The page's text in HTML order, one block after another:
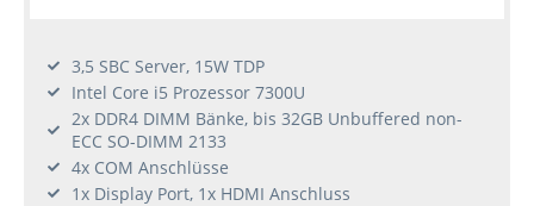
3,5 SBC Server, 15W TDP
Intel Core i5 Prozessor 7300U
2x DDR4 DIMM Bänke, bis 32GB Unbuffered non-
ECC SO-DIMM 2133
4x COM Anschlüsse
1x Display Port, 1x HDMI Anschluss